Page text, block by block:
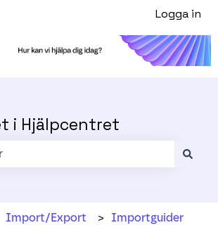
undermenyer för översättningarLogga in
i Hjälpcentret
Import/Export Importguider